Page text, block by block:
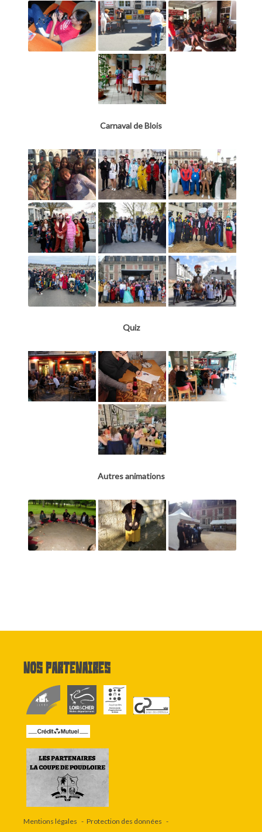
Carnaval de Blois
Quiz
Autres animations
Nos partenaires
Mentions légales
Protection des données